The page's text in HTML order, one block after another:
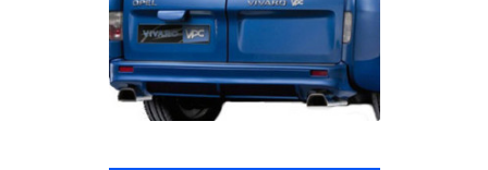
OPC Line
Bedrijfswagen parts